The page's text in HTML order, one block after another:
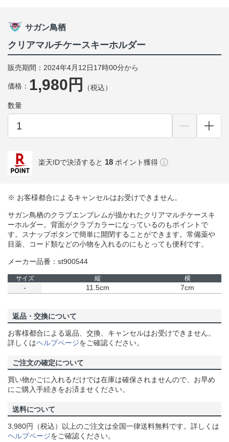
サガン鳥栖
クリアマルチケースキーホルダー
販売期間：2024年4月12日17時00分から
価格： 1,980円 （税込）
数量
楽天IDで決済すると 18 ポイント獲得
※ お客様都合によるキャンセルはお受けできません。
サガン鳥栖のクラブエンブレムが描かれたクリアマルチケースキ
ーホルダー。背面がクラブカラーになっているのもポイントで
す。スナップボタンで簡単に開閉することができます。常備薬や
目薬、コード類などの小物を入れるのにもとっても便利です。
メーカー品番：st900544
サイズ 縦 横
- 11.5cm 7cm
返品・交換について
お客様都合による返品、交換、キャンセルはお受けできません。
詳しくはヘルプページをご確認ください。
ご注文の確定について
買い物かごに入れるだけでは在庫は確保されませんので、お早め
にご購入手続きをお済ませください。
送料について
3,980円（税込）以上のご注文は全国一律送料無料です。詳しくは
ヘルプページをご確認ください。